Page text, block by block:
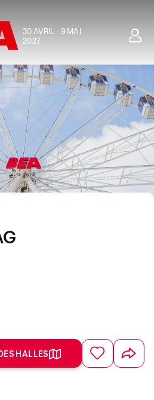
30 AVRIL - 9 MAI
2027
HALLES